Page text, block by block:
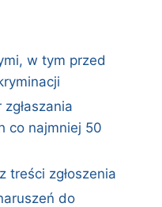
w tym przed
co najmniej 50
treści zgłoszenia
do